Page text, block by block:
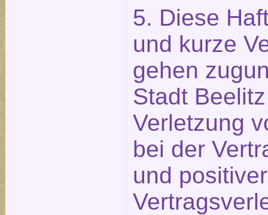
5. Diese
und kurze
gehen
Stadt
Verletzung
bei der
und positiver